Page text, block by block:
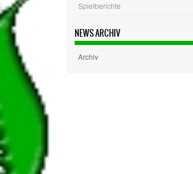
Spielberichte
NEWS ARCHIV
Archiv